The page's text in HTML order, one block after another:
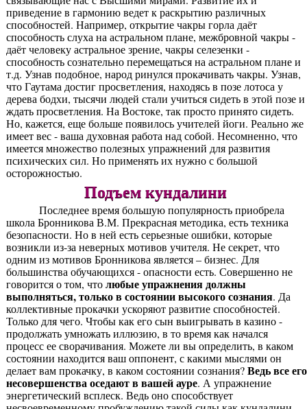
приведение в гармонию ведет к раскрытию различных
способностей. Например, открытие чакры горла даёт
способность слуха на астральном плане, межбровной чакры -
даёт человеку астральное зрение, чакры селезенки -
способность сознательно перемещаться на астральном плане и
т.д. Узнав подобное, народ ринулся прокачивать чакры. Узнав,
что Гаутама достиг просветления, находясь в позе лотоса у
дерева бодхи, тысячи людей стали учиться сидеть в этой позе и
ждать просветления. На Востоке, так просто принято сидеть.
Но, кажется, еще больше появилось учителей йоги. Реально же
имеет вес - ваша духовная работа над собой. Несомненно, что
имеется множество полезных упражнений для развития
психических сил. Но применять их нужно с большой
осторожностью.
Подъем кундалини
Последнее время большую популярность приобрела
школа Бронникова В.М. Прекрасная методика, есть техника
безопасности. Но в ней есть серьезные ошибки, которые
возникли из-за неверных мотивов учителя. Не секрет, что
одним из мотивов Бронникова является – бизнес. Для
большинства обучающихся - опасности есть. Совершенно не
говорится о том, чтолюбые упражнения должны
выполняться, только в состоянии высокого сознания. Да
коллективные прокачки ускоряют развитие способностей.
Только для чего. Чтобы как его сын выигрывать в казино -
продолжать умножать иллюзию, в то время как начался
процесс ее сворачивания. Можете ли вы определить, в каком
состоянии находится ваш оппонент, с какими мыслями он
делает вам прокачку, в каком состоянии сознания?Ведь все его
несовершенства оседают в вашей ауре. А упражнение
энергетический всплеск. Ведь оно способствует